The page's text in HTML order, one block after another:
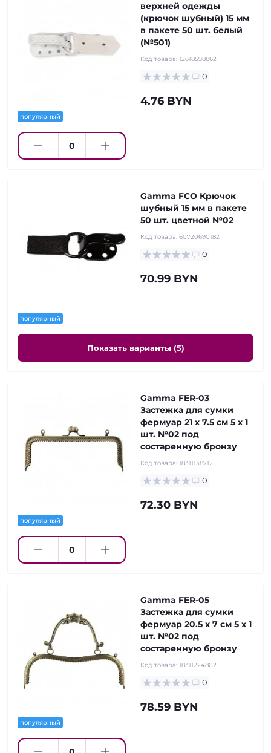
популярный
верхней одежды
(крючок шубный) 15 мм
в пакете 50 шт. белый
(№501)
Код товара: 12618598862
0
4.76 BYN
популярный
Gamma FCO Крючок
шубный 15 мм в пакете
50 шт. цветной №02
Код товара: 60720690182
0
70.99 BYN
Показать варианты (5)
популярный
Gamma FER-03
Застежка для сумки
фермуар 21 x 7.5 см 5 х 1
шт. №02 под
состаренную бронзу
Код товара: 18311138712
0
72.30 BYN
популярный
Gamma FER-05
Застежка для сумки
фермуар 20.5 x 7 см 5 х 1
шт. №02 под
состаренную бронзу
Код товара: 18311224802
0
78.59 BYN